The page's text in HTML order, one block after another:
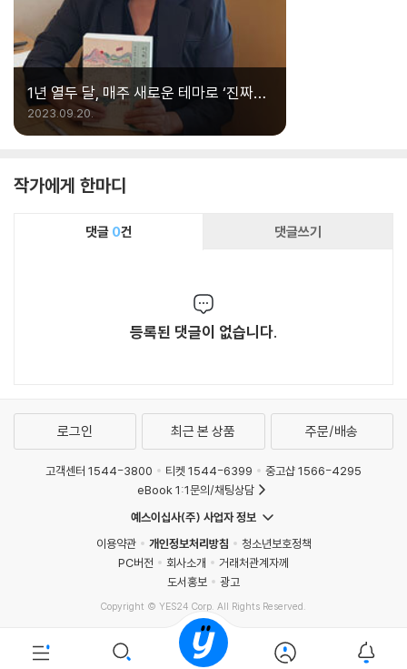
1년 열두 달, 매주 새로운 테마로 ‘진짜
제주’를 만나다!
2023.09.20.
작가에게 한마디
댓글 0건 댓글쓰기
등록된 댓글이 없습니다.
로그인 최근 본 상품 주문/배송
고객센터 1544-3800 티켓 1544-6399
중고샵 1566-4295
eBook 1:1문의/채팅상담
예스이십사(주) 사업자 정보
이용약관
개인정보처리방침
청소년보호정책
PC버전
회사소개
거래처관계자께
도서홍보
광고
Copyright © YES24 Corp. All Rights Reserved.